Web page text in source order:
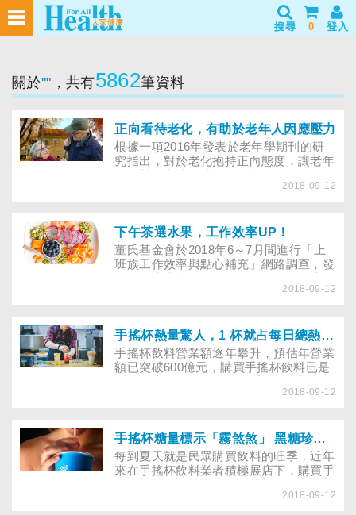
搜尋 0 登入
關於"" ，共有5862筆資料
正向看待老化，有助於老年人因應壓力
根據一項2016年發表於老年學期刊的研
究指出，對於老化抱持正向態度，讓老年
2018-09-12
下午茶選水果，工作效率UP！
董氏基金會於2018年6～7月間進行「上
班族工作效率與點心補充」網路調查，發
差。此時，有七成上班族會吃點心提振情
疲倦感，是吃較健康點心者的2.3倍。
2018-09-12
手搖杯熱量驚人，1 杯就占每日總熱量的4 成！
手搖杯飲料營業額逐年攀升，預估年營業
額已突破600億元，購買手搖杯飲料已是
的含糖量和熱量為何？董氏基金會食品營
共計調查18間連鎖飲料廠商、共31個據
點，並根據熱銷品項隨機抽驗67款飲料的
糖量及熱量，結果發現糖量、熱量都超驚
2018-09-12
手搖杯糖量標示「霧煞煞」 黑糖珍奶、冬瓜西谷米竟0熱量？
每到夏天就是民眾購買飲料的旺季，近年
來在手搖杯飲料業者積極展店下，購買手
於2015年7月實施「連鎖飲料便利商店及
2018-09-12